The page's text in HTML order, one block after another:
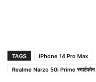
TAGS iPhone 14 Pro Max
Realme Narzo 50i Prime स्मार्टफोन